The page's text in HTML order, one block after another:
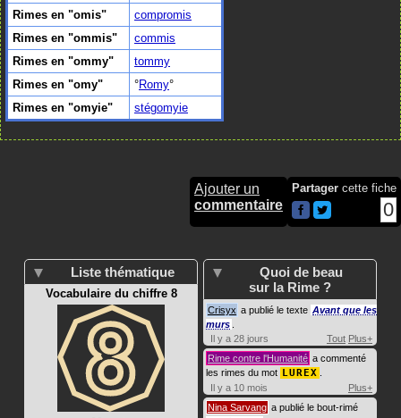
Rimes en "omis"
compromis
Rimes en "ommis"
commis
Rimes en "ommy"
tommy
Rimes en "omy"
Romy
Rimes en "omyie"
stégomyie
Ajouter un
commentaire
Partager cette fiche
0
Liste thématique
Vocabulaire du chiffre 8
Quoi de beau
sur la Rime ?
Crisyx a publié le texte Avant que les
murs .
Il y a 28 jours
Tout Plus+
Rime contre l'Humanité a commenté
les rimes du mot LUREX .
Il y a 10 mois
Plus+
Nina Sarvang a publié le bout-rimé